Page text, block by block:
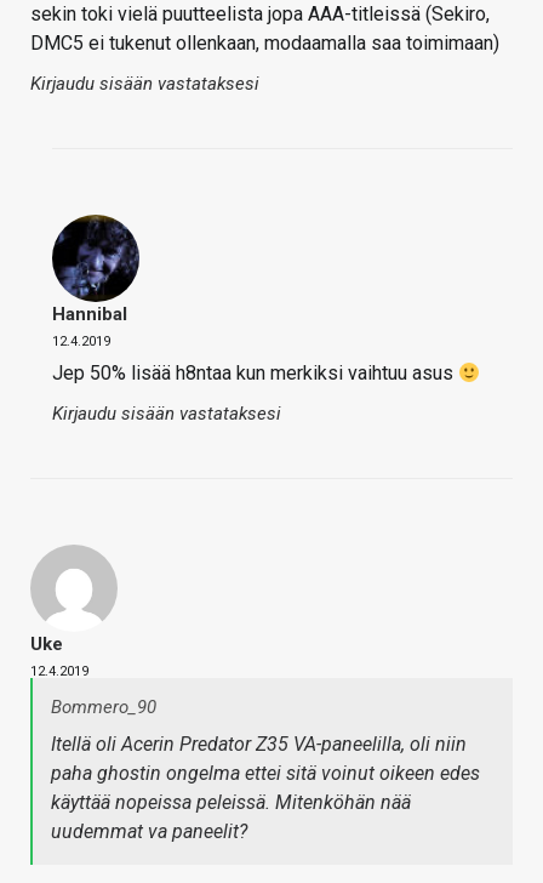
sekin toki vielä puutteelista jopa AAA-titleissä (Sekiro,
DMC5 ei tukenut ollenkaan, modaamalla saa toimimaan)
Kirjaudu sisään vastataksesi
Hannibal
12.4.2019
Jep 50% lisää h8ntaa kun merkiksi vaihtuu asus
Kirjaudu sisään vastataksesi
Uke
12.4.2019
Bommero_90
Itellä oli Acerin Predator Z35 VA-paneelilla, oli niin
paha ghostin ongelma ettei sitä voinut oikeen edes
käyttää nopeissa peleissä. Mitenköhän nää
uudemmat va paneelit?